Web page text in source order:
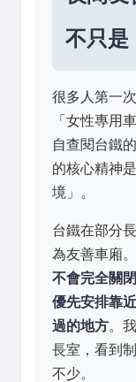
不只是
很多人第一
「女性專用
自查閱台鐵
的核心精神
境」。
台鐵在部分
為友善車廂
不會完全關閉
優先安排靠
過的地方。
長室，看到
不少。